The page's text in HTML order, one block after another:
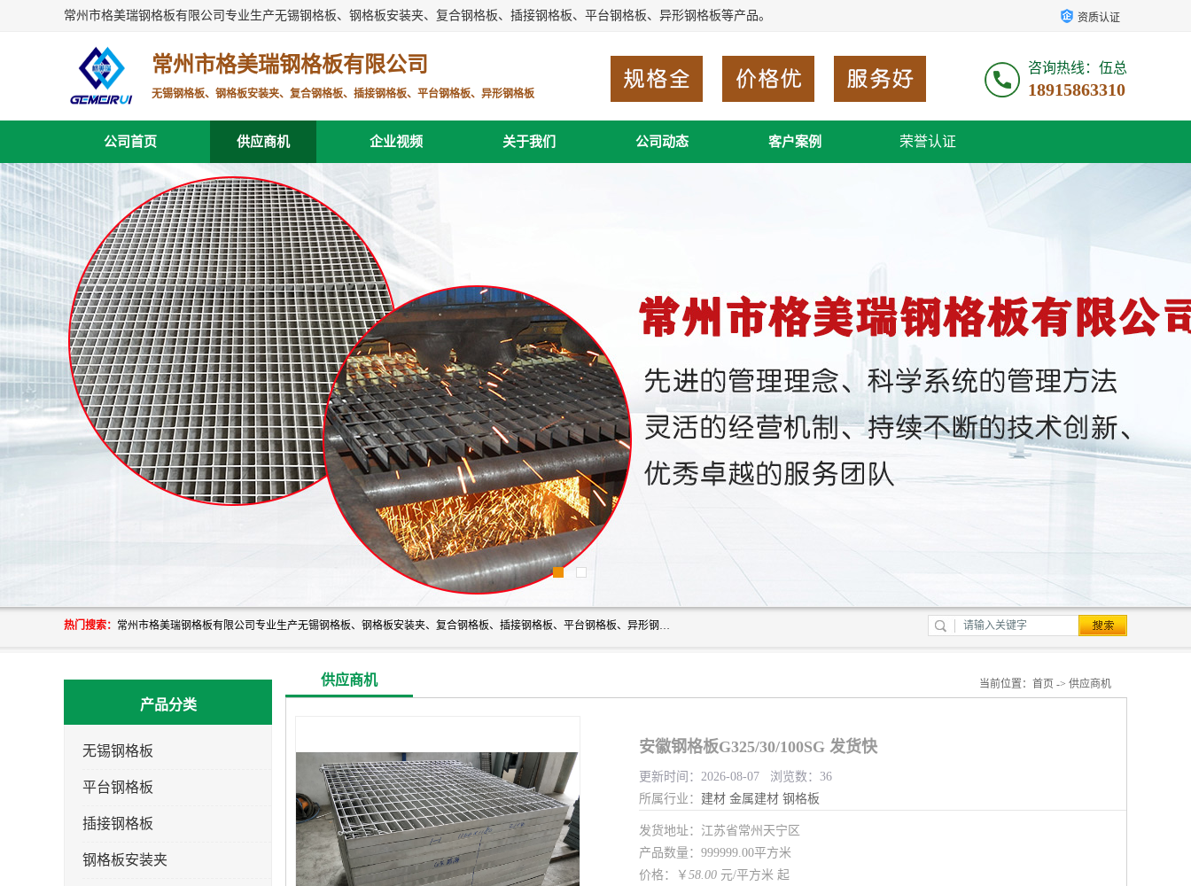
常州市格美瑞钢格板有限公司专业生产无锡钢格板、钢格板安装夹、复合钢格板、插接钢格板、平台钢格板、异形钢格板等产品。 资质认证
常州市格美瑞钢格板有限公司
无锡钢格板、钢格板安装夹、复合钢格板、插接钢格板、平台钢格板、异形钢格板
咨询热线：伍总
18915863310
公司首页 供应商机 企业视频 关于我们 公司动态 客户案例 荣誉认证
热门搜索： 常州市格美瑞钢格板有限公司专业生产无锡钢格板、钢格板安装夹、复合钢格板、插接钢格板、平台钢格板、异形钢格板等产品。
产品分类
无锡钢格板
平台钢格板
插接钢格板
钢格板安装夹
供应商机 当前位置： 首页 -> 供应商机
安徽钢格板G325/30/100SG 发货快
更新时间：2026-08-07 浏览数：36
所属行业： 建材 金属建材 钢格板
发货地址：江苏省常州天宁区
产品数量：999999.00平方米
价格：￥ 58.00 元/平方米 起